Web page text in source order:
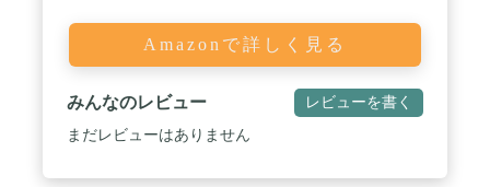
Amazonで詳しく見る
みんなのレビュー レビューを書く
まだレビューはありません